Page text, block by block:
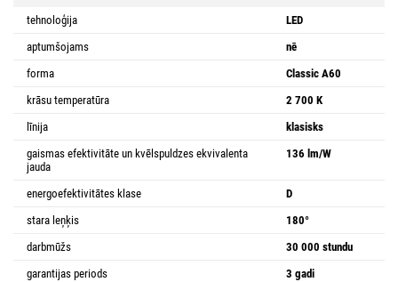
tehnoloģija
LED
aptumšojams
nē
forma
Classic A60
krāsu temperatūra
2 700 K
līnija
klasisks
gaismas efektivitāte un kvēlspuldzes ekvivalenta
jauda
136 lm/W
energoefektivitātes klase
D
stara leņķis
180°
darbmūžs
30 000 stundu
garantijas periods
3 gadi